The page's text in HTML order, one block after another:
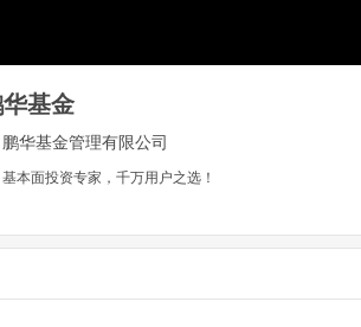
基金
鹏华基金管理有限公司
基本面投资专家，千万用户之选！